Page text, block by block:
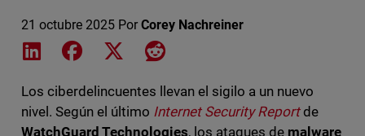
21 octubre 2025 Por Corey Nachreiner
Share on LinkedIn
Share on Facebook
Share on XShare on Reddit
Los ciberdelincuentes llevan el sigilo a un nuevo
nivel. Según el último Internet Security Reportde
WatchGuard Technologies, los ataques de malware